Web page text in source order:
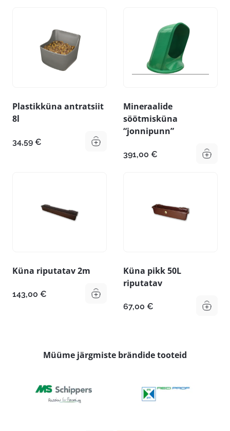
Plastikküna antratsiit
8l
34,59 €
Mineraalide
söötmisküna
“jonnipunn”
391,00 €
Küna riputatav 2m
143,00 €
Küna pikk 50L
riputatav
67,00 €
Müüme järgmiste brändide tooteid